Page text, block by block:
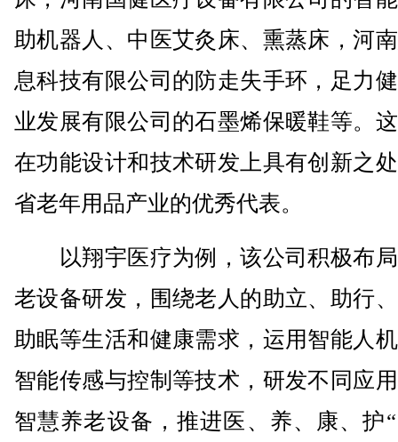
助机器人、中医艾灸床、熏蒸床，河
息科技有限公司的防走失手环，足力
业发展有限公司的石墨烯保暖鞋等。
在功能设计和技术研发上具有创新之
省老年用品产业的优秀代表。
以翔宇医疗为例，该公司积极布
老设备研发，围绕老人的助立、助行
助眠等生活和健康需求，运用智能人
智能传感与控制等技术，研发不同应
智慧养老设备，推进医、养、康、护